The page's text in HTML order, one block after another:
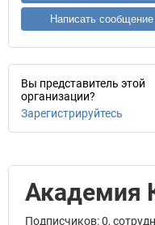
Написать сообщение
Вы представитель этой
организации?
Зарегистрируйтесь
Академия
Подписчиков: 0,